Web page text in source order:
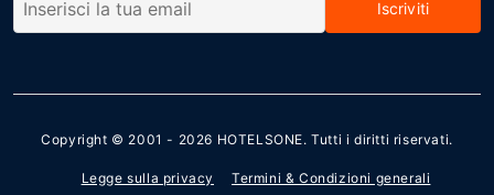
Iscriviti
Copyright © 2001 - 2026 HOTELSONE. Tutti i diritti riservati.
Legge sulla privacy Termini & Condizioni generali